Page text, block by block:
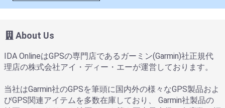
About Us
IDA OnlineはGPSの専門店であるガーミン(Garmin)社正規代
理店の株式会社アイ・ディー・エーが運営しております。
当社はGarmin社のGPSを筆頭に国内外の様々なGPS製品およ
びGPS関連アイテムを多数在庫しており、 Garmin社製品の